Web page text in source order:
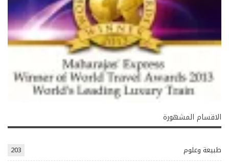
الاقسام المشهورة
طبيعة وعلوم
203